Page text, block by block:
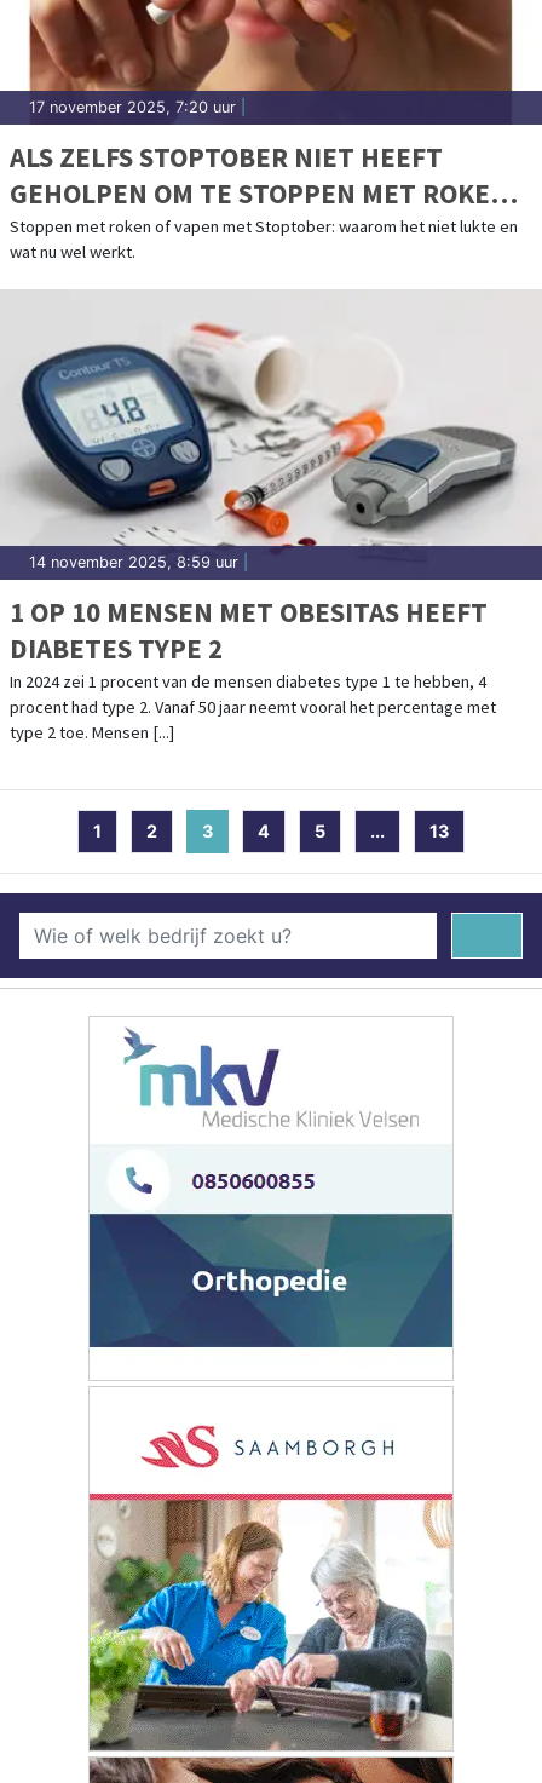
17 november 2025, 7:20 uur
ALS ZELFS STOPTOBER NIET HEEFT
GEHOLPEN OM TE STOPPEN MET ROKEN
OF VAPEN
Stoppen met roken of vapen met Stoptober: waarom het niet lukte en
wat nu wel werkt.
14 november 2025, 8:59 uur
1 OP 10 MENSEN MET OBESITAS HEEFT
DIABETES TYPE 2
In 2024 zei 1 procent van de mensen diabetes type 1 te hebben, 4
procent had type 2. Vanaf 50 jaar neemt vooral het percentage met
type 2 toe. Mensen [...]
1 2 3 (current)
4 5 ... 13